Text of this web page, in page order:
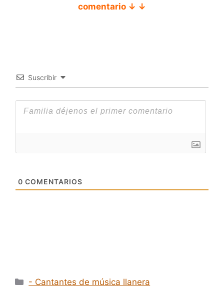
comentario ↓ ↓
Suscribir
0 COMENTARIOS
Categorías
- Cantantes de música llanera